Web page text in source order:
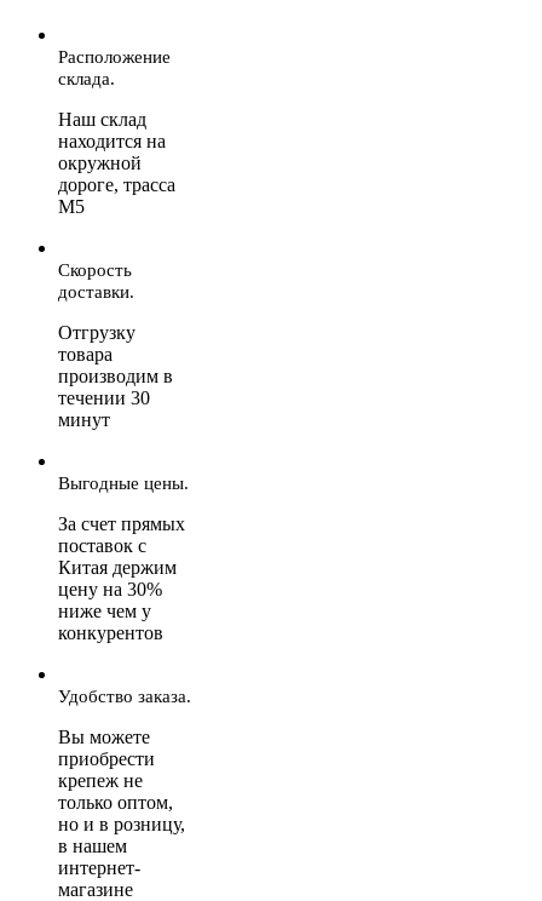
Расположение
склада.
Наш склад
находится на
окружной
дороге, трасса
М5
Скорость
доставки.
Отгрузку
товара
производим в
течении 30
минут
Выгодные цены.
За счет прямых
поставок с
Китая держим
цену на 30%
ниже чем у
конкурентов
Удобство заказа.
Вы можете
приобрести
крепеж не
только оптом,
но и в розницу,
в нашем
интернет-
магазине